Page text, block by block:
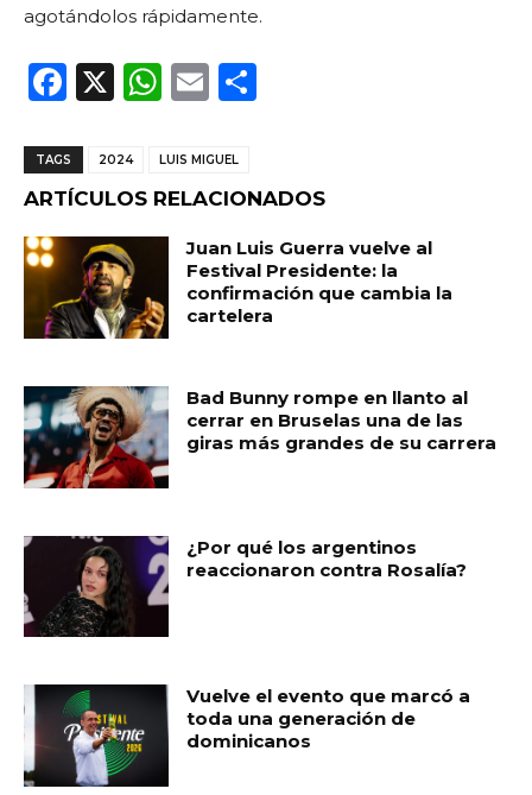
agotándolos rápidamente.
F
c
e
b
o
o
k
X
W
a
ts
A
p
E
ai
l
p
ar
ti
r
TAGS 2024 LUIS MIGUEL
ARTÍCULOS RELACIONADOS
Juan Luis Guerra vuelve al
Festival Presidente: la
confirmación que cambia la
cartelera
Bad Bunny rompe en llanto al
cerrar en Bruselas una de las
giras más grandes de su carrera
¿Por qué los argentinos
reaccionaron contra Rosalía?
Vuelve el evento que marcó a
toda una generación de
dominicanos